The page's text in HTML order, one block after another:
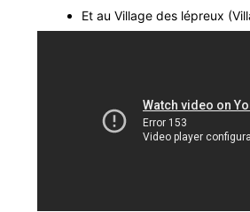
Et au Village des lépreux